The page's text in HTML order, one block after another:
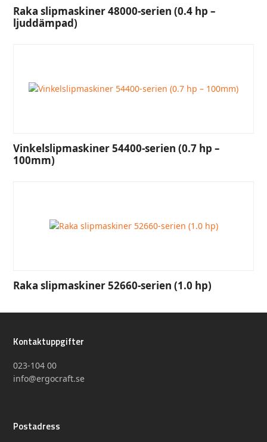
Raka slipmaskiner 48000-serien (0.4 hp –
ljuddämpad)
Vinkelslipmaskiner 54400-serien (0.7 hp –
100mm)
Raka slipmaskiner 52660-serien (1.0 hp)
Kontaktuppgifter
023-104 00
info@ergocraft.se
Postadress